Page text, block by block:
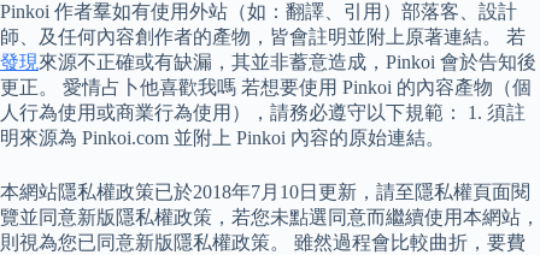
Pinkoi 作者羣如有使用外站（如：翻譯、引用）部落客、設計
師、及任何內容創作者的產物，皆會註明並附上原著連結。 若
發現來源不正確或有缺漏，其並非蓄意造成，Pinkoi 會於告知後
更正。 愛情占卜他喜歡我嗎 若想要使用 Pinkoi 的內容產物（個
人行為使用或商業行為使用），請務必遵守以下規範： 1. 須註
明來源為 Pinkoi.com 並附上 Pinkoi 內容的原始連結。
本網站隱私權政策已於2018年7月10日更新，請至隱私權頁面閱
覽並同意新版隱私權政策，若您未點選同意而繼續使用本網站，
則視為您已同意新版隱私權政策。 雖然過程會比較曲折，要費